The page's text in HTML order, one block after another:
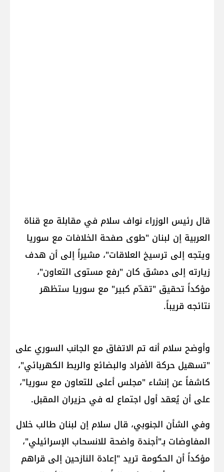
قال رئيس الوزراء نواف سلام في مقابلة مع قناة
العربية إن لبنان "طوى صفحة الخلافات مع سوريا
ويتجه إلى ترسيخ العلاقات"، مشيراً إلى أن هدف
زيارته إلى دمشق كان "رفع مستوى التعاون"،
مؤكداً تحقيق "تقدّم كبير" مع سوريا ستظهر
نتائجه قريباً.
وأوضح سلام أنه تم الاتفاق مع الجانب السوري على
"تسهيل حركة الأفراد والبضائع والربط الكهربائي"،
كاشفاً عن إنشاء "مجلس أعلى للتعاون مع سوريا"،
على أن يُعقد أول اجتماع له في حزيران المقبل.
وفي الشأن الجنوبي، قال سلام إن لبنان طالب خلال
المفاوضات بـ"أجندة واضحة للانسحاب الإسرائيلي"،
مؤكداً أن الحكومة تريد "إعادة النازحين إلى قراهم